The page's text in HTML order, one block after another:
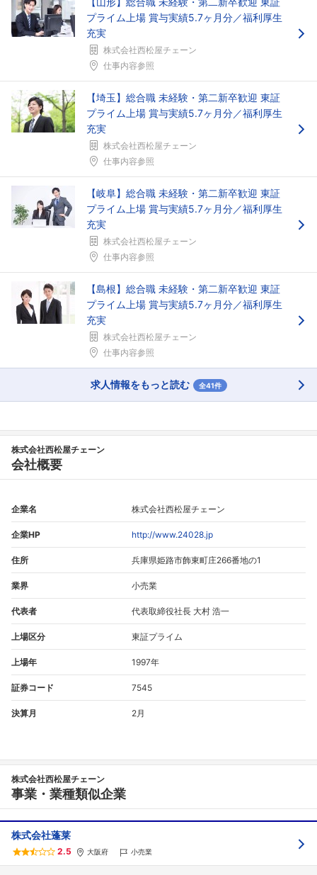
プライム上場 賞与実績5.7ヶ月分／福利厚生
充実
株式会社西松屋チェーン
仕事内容参照
【埼玉】総合職 未経験・第二新卒歓迎 東証
プライム上場 賞与実績5.7ヶ月分／福利厚生
充実
株式会社西松屋チェーン
仕事内容参照
【岐阜】総合職 未経験・第二新卒歓迎 東証
プライム上場 賞与実績5.7ヶ月分／福利厚生
充実
株式会社西松屋チェーン
仕事内容参照
【島根】総合職 未経験・第二新卒歓迎 東証
プライム上場 賞与実績5.7ヶ月分／福利厚生
充実
株式会社西松屋チェーン
仕事内容参照
求人情報をもっと読む 全41件
株式会社西松屋チェーン
会社概要
企業名 株式会社西松屋チェーン
企業HP http://www.24028.jp
住所 兵庫県姫路市飾東町庄266番地の1
業界 小売業
代表者 代表取締役社長 大村 浩一
上場区分 東証プライム
上場年 1997年
証券コード 7545
決算月 2月
株式会社西松屋チェーン
事業・業種類似企業
株式会社蓬莱
2.5 大阪府 小売業